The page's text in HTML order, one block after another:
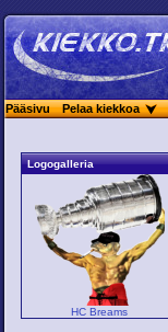
Pääsivu Pelaa kiekkoa
Logogalleria
HC Breams